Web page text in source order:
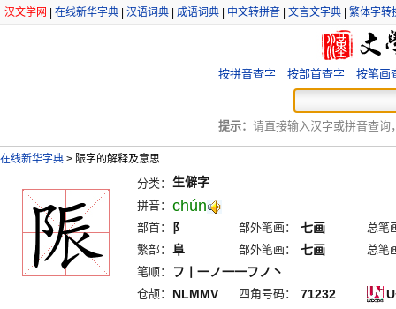
汉文学网 在线新华字典 汉语词典 成语词典 中文转拼音 文言文字典 繁体字转
按拼音查字 按部首查字 按笔画
提示： 请直接输入汉字或拼音查询
在线新华字典 > 陙字的解释及意思
分类： 生僻字
拼音： chún
部首： 阝 部外笔画： 七画
总笔
繁部： 阜 部外笔画： 七画
总笔
笔顺：
フ丨一ノ一一フノ丶
仓颉： NLMMV 四角号码： 71232